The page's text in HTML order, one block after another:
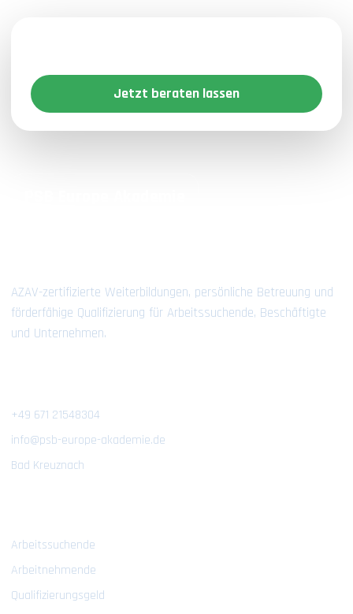
Jetzt beraten lassen
AZAV-zertifizierte Weiterbildungen, persönliche Betreuung und
förderfähige Qualifizierung für Arbeitssuchende, Beschäftigte
und Unternehmen.
+49 671 21548304
info@psb-europe-akademie.de
Bad Kreuznach
Arbeitssuchende
Arbeitnehmende
Qualifizierungsgeld